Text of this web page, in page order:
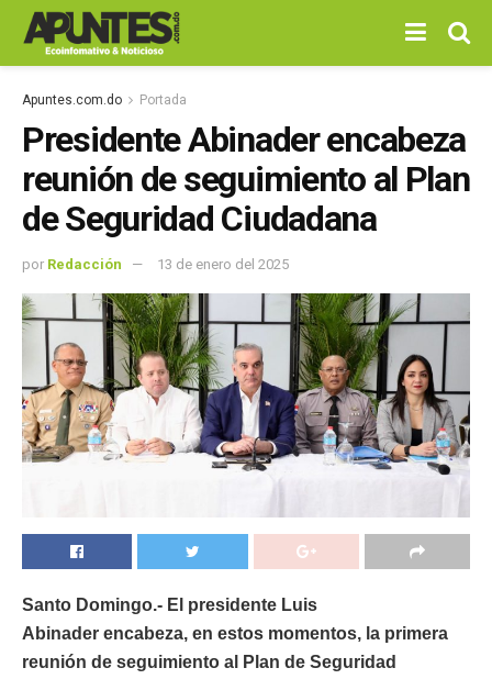
Apuntes.com.do Portada
Presidente Abinader encabeza
reunión de seguimiento al Plan
de Seguridad Ciudadana
por Redacción 13 de enero del 2025
Santo Domingo.- El presidente Luis
Abinader encabeza, en estos momentos, la primera
reunión de seguimiento al Plan de Seguridad